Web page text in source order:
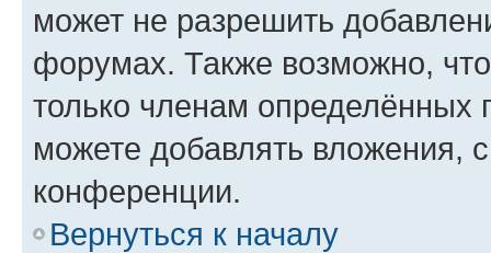
может не разрешить
форумах. Также возможно,
только членам определённых
можете добавлять вложения,
конференции.
Вернуться к началу